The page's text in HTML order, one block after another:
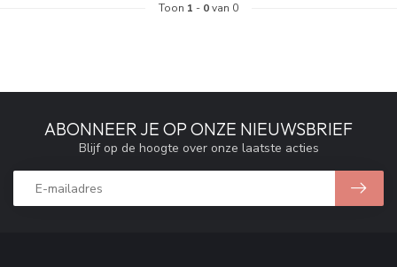
Toon 1 - 0van 0
ABONNEER JE OP ONZE NIEUWSBRIEF
Blijf op de hoogte over onze laatste acties